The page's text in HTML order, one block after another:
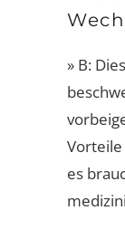
» B:
Vorteile
es